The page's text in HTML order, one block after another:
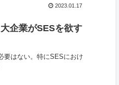
2023.01.17
企業がSESを欲す
要はない。特にSESにおけ